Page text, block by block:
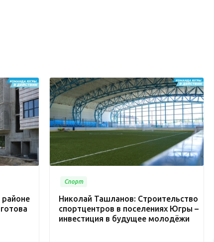
Спорт
Николай Ташланов: Строительство
спортцентров в поселениях Югры –
инвестиция в будущее молодёжи